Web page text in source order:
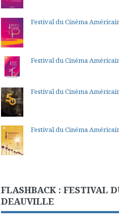
Festival du Cinéma
Festival du Cinéma
Festival du Cinéma
Festival du Cinéma
FLASHBACK : FESTIVAL
DEAUVILLE